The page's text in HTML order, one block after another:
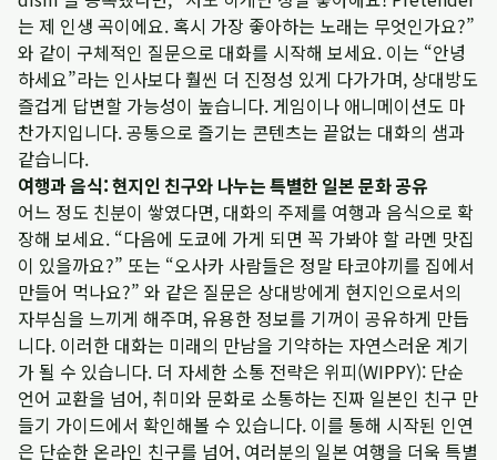
는 제 인생 곡이에요. 혹시 가장 좋아하는 노래는 무엇인가요?”
와 같이 구체적인 질문으로 대화를 시작해 보세요. 이는 “안녕
하세요”라는 인사보다 훨씬 더 진정성 있게 다가가며, 상대방도
즐겁게 답변할 가능성이 높습니다. 게임이나 애니메이션도 마
찬가지입니다. 공통으로 즐기는 콘텐츠는 끝없는 대화의 샘과
같습니다.
여행과 음식: 현지인 친구와 나누는 특별한 일본 문화 공유
어느 정도 친분이 쌓였다면, 대화의 주제를 여행과 음식으로 확
장해 보세요. “다음에 도쿄에 가게 되면 꼭 가봐야 할 라멘 맛집
이 있을까요?” 또는 “오사카 사람들은 정말 타코야끼를 집에서
만들어 먹나요?” 와 같은 질문은 상대방에게 현지인으로서의
자부심을 느끼게 해주며, 유용한 정보를 기꺼이 공유하게 만듭
니다. 이러한 대화는 미래의 만남을 기약하는 자연스러운 계기
가 될 수 있습니다. 더 자세한 소통 전략은 위피(WIPPY): 단순
언어 교환을 넘어, 취미와 문화로 소통하는 진짜 일본인 친구 만
들기 가이드에서 확인해볼 수 있습니다. 이를 통해 시작된 인연
은 단순한 온라인 친구를 넘어, 여러분의 일본 여행을 더욱 특별